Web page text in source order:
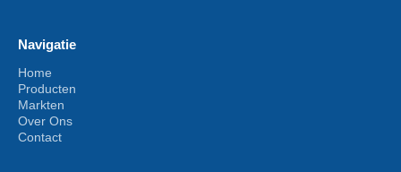
Navigatie
Home
Producten
Markten
Over Ons
Contact